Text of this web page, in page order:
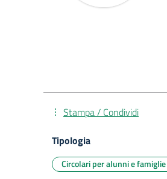
Stampa / Condividi
Tipologia
Circolari per alunni e famiglie